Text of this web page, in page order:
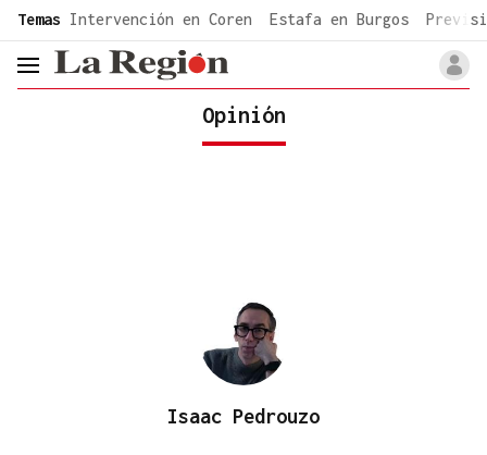
common.go-to-content
Temas Intervención en Coren Estafa en Burgos
header.menu.open
Opinión
Isaac Pedrouzo